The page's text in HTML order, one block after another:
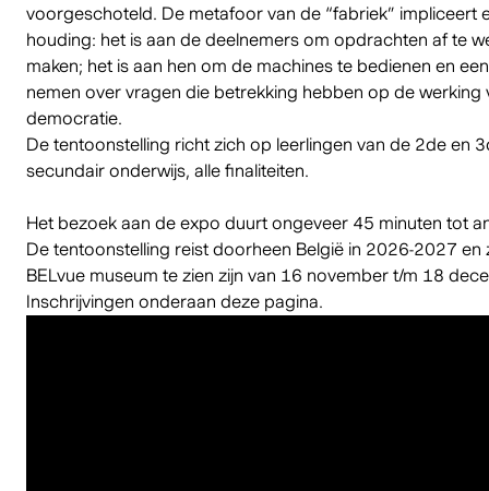
voorgeschoteld. De metafoor van de “fabriek” impliceert
houding: het is aan de deelnemers om opdrachten af te
maken; het is aan hen om de machines te bedienen en
nemen over vragen die betrekking hebben op de werking
democratie.
De tentoonstelling richt zich op leerlingen van de 2de en
secundair onderwijs, alle finaliteiten.
Het bezoek aan de expo duurt ongeveer 45 minuten tot
De tentoonstelling reist doorheen België in 2026-2027 en
BELvue museum te zien zijn van 16 november t/m 18
Inschrijvingen onderaan deze pagina.